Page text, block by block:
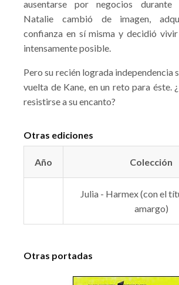
ausentarse por negocios durante
Natalie cambió de imagen,
confianza en sí misma y decidió
intensamente posible.
Pero su recién lograda independencia
vuelta de Kane, en un reto para éste.
resistirse a su encanto?
Otras ediciones
Año Colección
Julia - Harmex (con el
amargo)
Otras portadas